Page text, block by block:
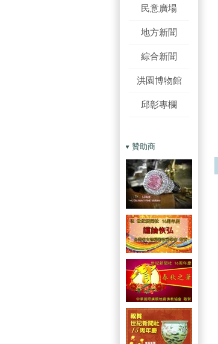
民意廣場
地方新聞
綜合新聞
洪園博物館
邱彰專欄
贊助商